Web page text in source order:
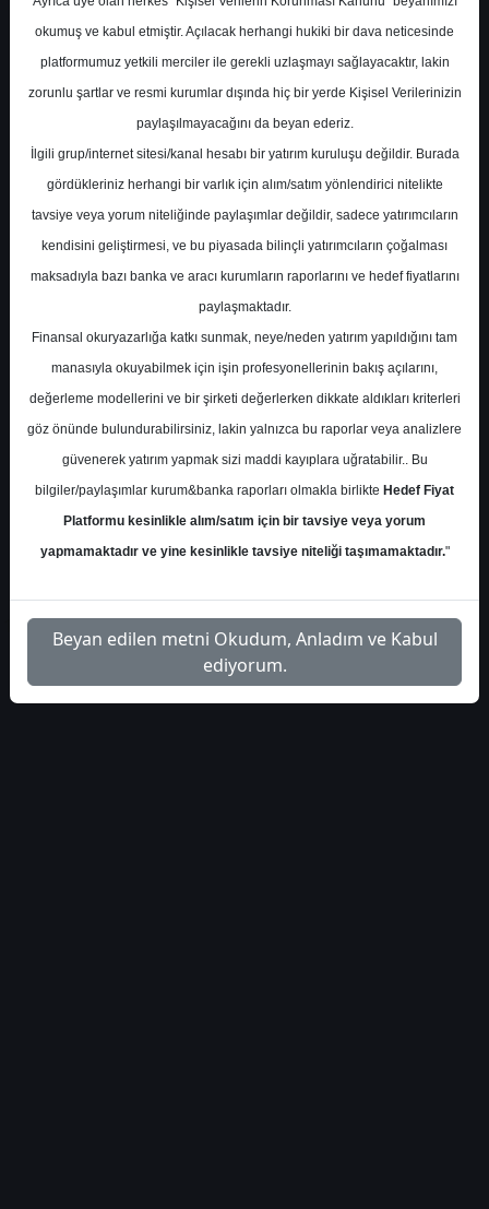
HSBC - Otomotiv Sektör Raporu ve Hedef
Fiyatlar
S.No Dosya Adı İndir
1
hsbc-otomotiv-sektor-raporu-
ve-hedef-fiyatlar-4409399
İlgili
Dosyayı
okumuş ve kabul etmiştir. Açılacak herhangi hukiki bir dava neticesinde
platformumuz yetkili merciler ile gerekli uzlaşmayı sağlayacaktır, lakin
zorunlu şartlar ve resmi kurumlar dışında hiç bir yerde Kişisel Verilerinizin
paylaşılmayacağını da beyan ederiz.
İlgili grup/internet sitesi/kanal hesabı bir yatırım kuruluşu değildir. Burada
gördükleriniz herhangi bir varlık için alım/satım yönlendirici nitelikte
tavsiye veya yorum niteliğinde paylaşımlar değildir, sadece yatırımcıların
kendisini geliştirmesi, ve bu piyasada bilinçli yatırımcıların çoğalması
maksadıyla bazı banka ve aracı kurumların raporlarını ve hedef fiyatlarını
paylaşmaktadır.
Finansal okuryazarlığa katkı sunmak, neye/neden yatırım yapıldığını tam
manasıyla okuyabilmek için işin profesyonellerinin bakış açılarını,
değerleme modellerini ve bir şirketi değerlerken dikkate aldıkları kriterleri
göz önünde bulundurabilirsiniz, lakin yalnızca bu raporlar veya analizlere
güvenerek yatırım yapmak sizi maddi kayıplara uğratabilir.. Bu
bilgiler/paylaşımlar kurum&banka raporları olmakla birlikte Hedef Fiyat
Platformu kesinlikle alım/satım için bir tavsiye veya yorum
yapmamaktadır ve yine kesinlikle tavsiye niteliği taşımamaktadır."
Beyan edilen metni Okudum, Anladım ve Kabul
ediyorum.